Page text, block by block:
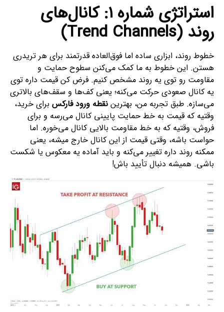
استراتژی شماره ۱: کانال‌های
روند (Trend Channels)
خطوط روند، ابزاری ساده اما فوق‌العاده قدرتمند برای هر تریدری
هستن. این خطوط به ما کمک می‌کنن سطوح حمایت و
مقاومت رو توی یه روند مشخص کنیم. فرض کن قیمت داره توی
یه کانال صعودی حرکت می‌کنه؛ یعنی کف‌ها و سقف‌های بالاتری
می‌سازه. طبق تجربه من، بهترین نقطه ورود فارکس برای خرید،
وقتیه که قیمت به خط حمایت پایینی کانال می‌رسه و برای
فروش، وقتیه که به خط مقاومت بالایی کانال می‌خوره. اما
حواست باشه، وقتی قیمت از این کانال خارج میشه، یعنی
ممکنه روند داره تغییر می‌کنه و باید آماده یه معکوس یا شکست
باشی. همیشه دنبال تأیید باش!